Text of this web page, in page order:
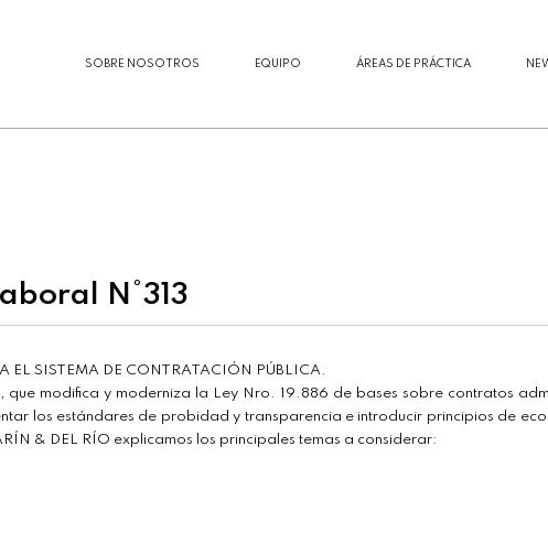
SOBRE NOSOTROS EQUIPO ÁREAS DE PRÁCTICA
N°313
EL SISTEMA DE CONTRATACIÓN PÚBLICA.
modifica y moderniza la Ley Nro. 19.886 de bases sobre contratos
los estándares de probidad y transparencia e introducir principios de
& DEL RÍO explicamos los principales temas a considerar: